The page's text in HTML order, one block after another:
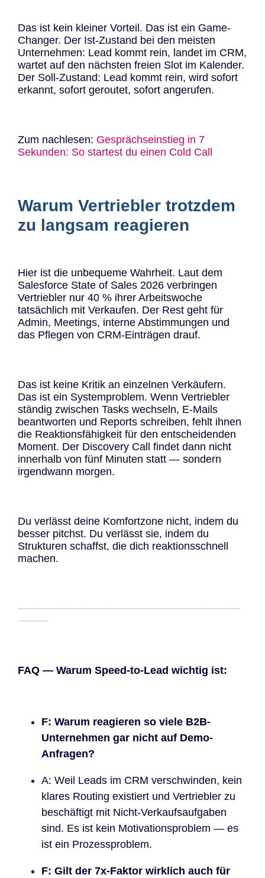
Das ist kein kleiner Vorteil. Das ist ein Game-
Changer. Der Ist-Zustand bei den meisten
Unternehmen: Lead kommt rein, landet im CRM,
wartet auf den nächsten freien Slot im Kalender.
Der Soll-Zustand: Lead kommt rein, wird sofort
erkannt, sofort geroutet, sofort angerufen.
Zum nachlesen: Gesprächseinstieg in 7
Sekunden: So startest du einen Cold Call
Warum Vertriebler trotzdem
zu langsam reagieren
Hier ist die unbequeme Wahrheit. Laut dem
Salesforce State of Sales 2026 verbringen
Vertriebler nur 40 % ihrer Arbeitswoche
tatsächlich mit Verkaufen. Der Rest geht für
Admin, Meetings, interne Abstimmungen und
das Pflegen von CRM-Einträgen drauf.
Das ist keine Kritik an einzelnen Verkäufern.
Das ist ein Systemproblem. Wenn Vertriebler
ständig zwischen Tasks wechseln, E-Mails
beantworten und Reports schreiben, fehlt ihnen
die Reaktionsfähigkeit für den entscheidenden
Moment. Der Discovery Call findet dann nicht
innerhalb von fünf Minuten statt — sondern
irgendwann morgen.
Du verlässt deine Komfortzone nicht, indem du
besser pitchst. Du verlässt sie, indem du
Strukturen schaffst, die dich reaktionsschnell
machen.
─────────────────────────────
────
FAQ — Warum Speed-to-Lead wichtig ist:
F: Warum reagieren so viele B2B-
Unternehmen gar nicht auf Demo-
Anfragen?
A: Weil Leads im CRM verschwinden, kein
klares Routing existiert und Vertriebler zu
beschäftigt mit Nicht-Verkaufsaufgaben
sind. Es ist kein Motivationsproblem — es
ist ein Prozessproblem.
F: Gilt der 7x-Faktor wirklich auch für